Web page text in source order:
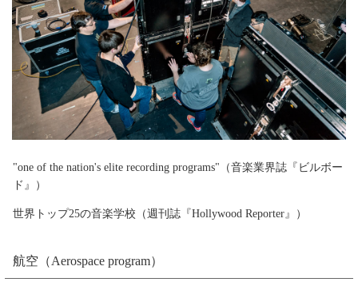
"one of the nation's elite recording programs"（音楽業界誌『ビルボー
ド』）
世界トップ25の音楽学校（週刊誌『Hollywood Reporter』）
航空（Aerospace program）